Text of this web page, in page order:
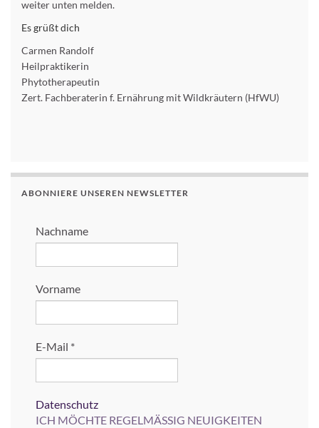
weiter unten melden.
Es grüßt dich
Carmen Randolf
Heilpraktikerin
Phytotherapeutin
Zert. Fachberaterin f. Ernährung mit Wildkräutern (HfWU)
ABONNIERE UNSEREN NEWSLETTER
Nachname
Vorname
E-Mail *
Datenschutz
ICH MÖCHTE REGELMÄSSIG NEUIGKEITEN